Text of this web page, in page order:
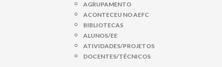
AGRUPAMENTO
ACONTECEU NO AEFC
BIBLIOTECAS
ALUNOS/EE
ATIVIDADES/PROJETOS
DOCENTES/TÉCNICOS